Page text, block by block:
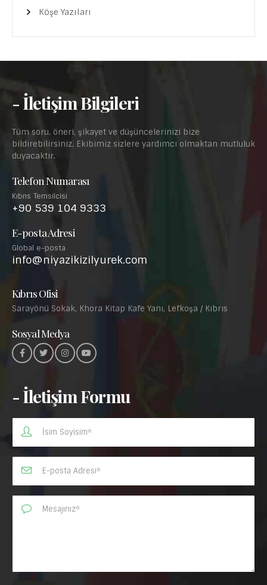
Köşe Yazıları
- İletişim Bilgileri
Tüm soru, öneri, şikayet ve düşüncelerinizi bize
bildirebilirsiniz. Ekibimiz sizlere yardımcı olmaktan mutluluk
duyacaktır.
Telefon Numarası
Kıbrıs Temsilcisi
+90 539 104 9333
E-posta Adresi
Global e-posta
info@niyazikizilyurek.com
Kıbrıs Ofisi
Sarayönü Sokak, Khora Kitap Kafe Yanı, Lefkoşa / Kıbrıs
Sosyal Medya
- İletişim Formu